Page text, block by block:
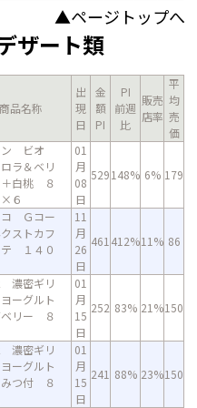
▲ページトップへ
ザート類
商品名称
出
現
日
金
額
PI
PI
前週
比
販売
店率
平
均
売
価
ン ビオ
ラ＆ベリ
＋白桃 ８
×６
01
月
08
日
529148% 6% 179
コ Ｇコー
ストカフ
テ １４０
11
月
26
日
461 412%11% 86
濃密ギリ
ーグルト
ベリー ８
01
月
15
日
252 83% 21%150
濃密ギリ
ーグルト
みつ付 ８
01
月
15
日
241 88% 23%150